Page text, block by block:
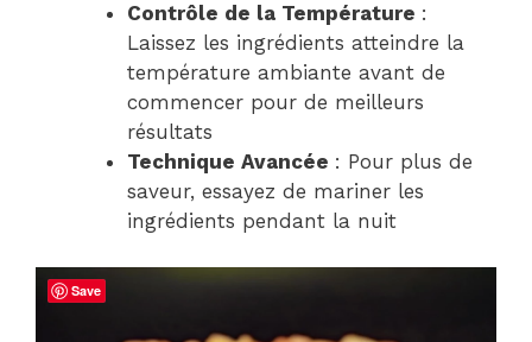
Contrôle de la Température :
Laissez les ingrédients atteindre la
température ambiante avant de
commencer pour de meilleurs
résultats
Technique Avancée : Pour plus de
saveur, essayez de mariner les
ingrédients pendant la nuit
Save